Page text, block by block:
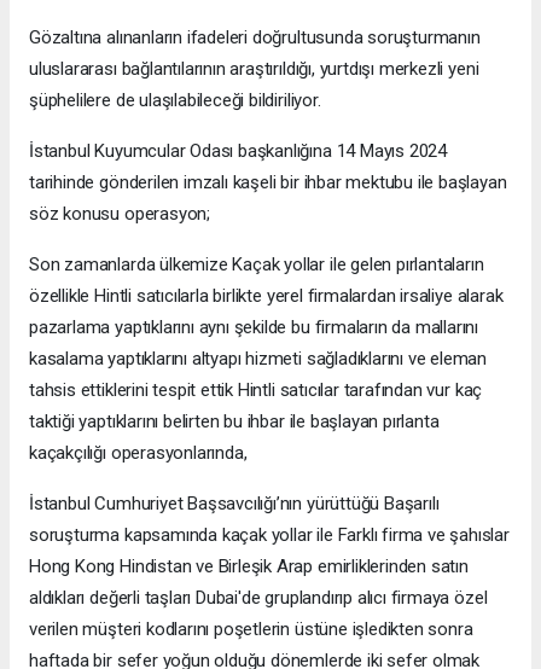
Gözaltına alınanların ifadeleri doğrultusunda soruşturmanın
uluslararası bağlantılarının araştırıldığı, yurtdışı merkezli yeni
şüphelilere de ulaşılabileceği bildiriliyor.
İstanbul Kuyumcular Odası başkanlığına 14 Mayıs 2024
tarihinde gönderilen imzalı kaşeli bir ihbar mektubu ile başlayan
söz konusu operasyon;
Son zamanlarda ülkemize Kaçak yollar ile gelen pırlantaların
özellikle Hintli satıcılarla birlikte yerel firmalardan irsaliye alarak
pazarlama yaptıklarını aynı şekilde bu firmaların da mallarını
kasalama yaptıklarını altyapı hizmeti sağladıklarını ve eleman
tahsis ettiklerini tespit ettik Hintli satıcılar tarafından vur kaç
taktiği yaptıklarını belirten bu ihbar ile başlayan pırlanta
kaçakçılığı operasyonlarında,
İstanbul Cumhuriyet Başsavcılığı’nın yürüttüğü Başarılı
soruşturma kapsamında kaçak yollar ile Farklı firma ve şahıslar
Hong Kong Hindistan ve Birleşik Arap emirliklerinden satın
aldıkları değerli taşları Dubai'de gruplandırıp alıcı firmaya özel
verilen müşteri kodlarını poşetlerin üstüne işledikten sonra
haftada bir sefer yoğun olduğu dönemlerde iki sefer olmak